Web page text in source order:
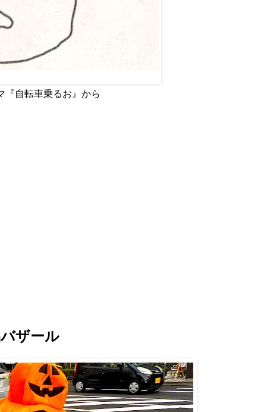
『自転車乗るお』から
ザール